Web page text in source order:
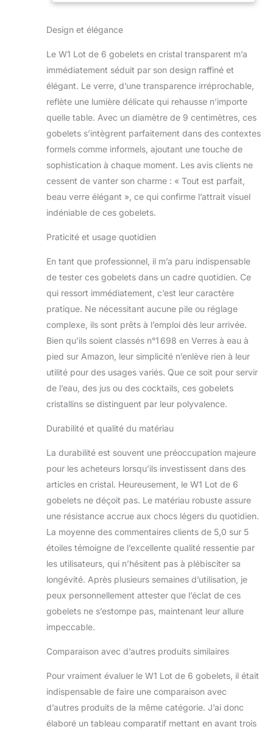
Design et élégance
Le W1 Lot de 6 gobelets en cristal transparent m’a
immédiatement séduit par son design raffiné et
élégant. Le verre, d’une transparence irréprochable,
reflète une lumière délicate qui rehausse n’importe
quelle table. Avec un diamètre de 9 centimètres, ces
gobelets s’intègrent parfaitement dans des contextes
formels comme informels, ajoutant une touche de
sophistication à chaque moment. Les avis clients ne
cessent de vanter son charme : « Tout est parfait,
beau verre élégant », ce qui confirme l’attrait visuel
indéniable de ces gobelets.
Praticité et usage quotidien
En tant que professionnel, il m’a paru indispensable
de tester ces gobelets dans un cadre quotidien. Ce
qui ressort immédiatement, c’est leur caractère
pratique. Ne nécessitant aucune pile ou réglage
complexe, ils sont prêts à l’emploi dès leur arrivée.
Bien qu’ils soient classés n°1 698 en Verres à eau à
pied sur Amazon, leur simplicité n’enlève rien à leur
utilité pour des usages variés. Que ce soit pour servir
de l’eau, des jus ou des cocktails, ces gobelets
cristallins se distinguent par leur polyvalence.
Durabilité et qualité du matériau
La durabilité est souvent une préoccupation majeure
pour les acheteurs lorsqu’ils investissent dans des
articles en cristal. Heureusement, le W1 Lot de 6
gobelets ne déçoit pas. Le matériau robuste assure
une résistance accrue aux chocs légers du quotidien.
La moyenne des commentaires clients de 5,0 sur 5
étoiles témoigne de l’excellente qualité ressentie par
les utilisateurs, qui n’hésitent pas à plébisciter sa
longévité. Après plusieurs semaines d’utilisation, je
peux personnellement attester que l’éclat de ces
gobelets ne s’estompe pas, maintenant leur allure
impeccable.
Comparaison avec d’autres produits similaires
Pour vraiment évaluer le W1 Lot de 6 gobelets, il était
indispensable de faire une comparaison avec
d’autres produits de la même catégorie. J’ai donc
élaboré un tableau comparatif mettant en avant trois